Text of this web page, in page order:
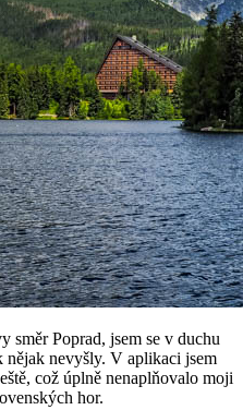
Poprad, jsem se v duchu
nějak nevyšly. V aplikaci jsem
což úplně nenaplňovalo moji
hor.